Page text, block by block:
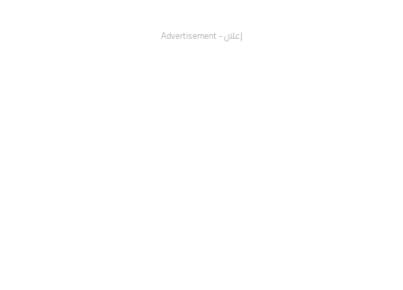
إعلان - Advertisement